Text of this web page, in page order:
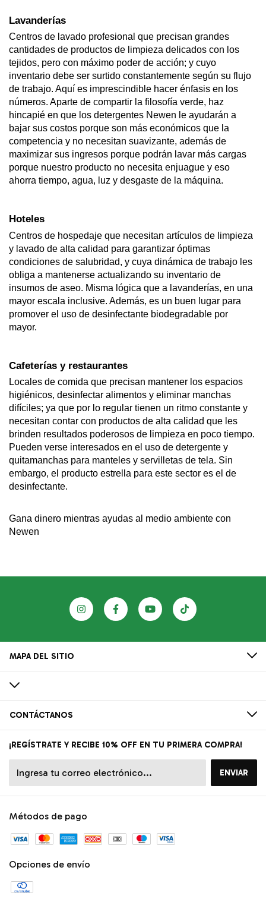
Lavanderías
Centros de lavado profesional que precisan grandes
cantidades de productos de limpieza delicados con los
tejidos, pero con máximo poder de acción; y cuyo
inventario debe ser surtido constantemente según su flujo
de trabajo. Aquí es imprescindible hacer énfasis en los
números. Aparte de compartir la filosofía verde, haz
hincapié en que los detergentes Newen le ayudarán a
bajar sus costos porque son más económicos que la
competencia y no necesitan suavizante, además de
maximizar sus ingresos porque podrán lavar más cargas
porque nuestro producto no necesita enjuague y eso
ahorra tiempo, agua, luz y desgaste de la máquina.
Hoteles
Centros de hospedaje que necesitan artículos de limpieza
y lavado de alta calidad para garantizar óptimas
condiciones de salubridad, y cuya dinámica de trabajo les
obliga a mantenerse actualizando su inventario de
insumos de aseo. Misma lógica que a lavanderías, en una
mayor escala inclusive. Además, es un buen lugar para
promover el uso de desinfectante biodegradable por
mayor.
Cafeterías y restaurantes
Locales de comida que precisan mantener los espacios
higiénicos, desinfectar alimentos y eliminar manchas
difíciles; ya que por lo regular tienen un ritmo constante y
necesitan contar con productos de alta calidad que les
brinden resultados poderosos de limpieza en poco tiempo.
Pueden verse interesados en el uso de detergente y
quitamanchas para manteles y servilletas de tela. Sin
embargo, el producto estrella para este sector es el de
desinfectante.
Gana dinero mientras ayudas al medio ambiente con
Newen
MAPA DEL SITIO
CONTÁCTANOS
¡REGÍSTRATE Y RECIBE 10% OFF EN TU PRIMERA COMPRA!
Métodos de pago
Opciones de envío